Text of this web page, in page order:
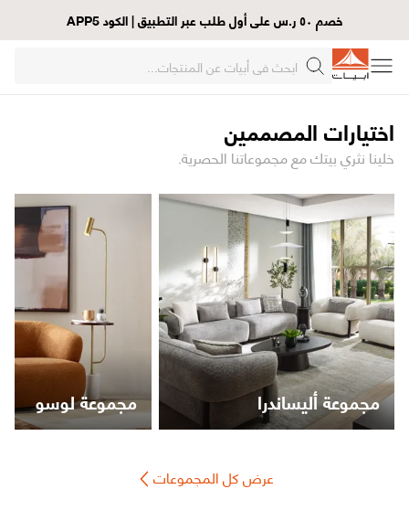
خصم ٥٠ ر.س على أول طلب عبر التطبيق | الكود APP5
اختيارات المصممين
خلينا نثري بيتك مع مجموعاتنا الحصرية.
مجموعة أليساندرا مجموعة لوسو
عرض كل المجموعات